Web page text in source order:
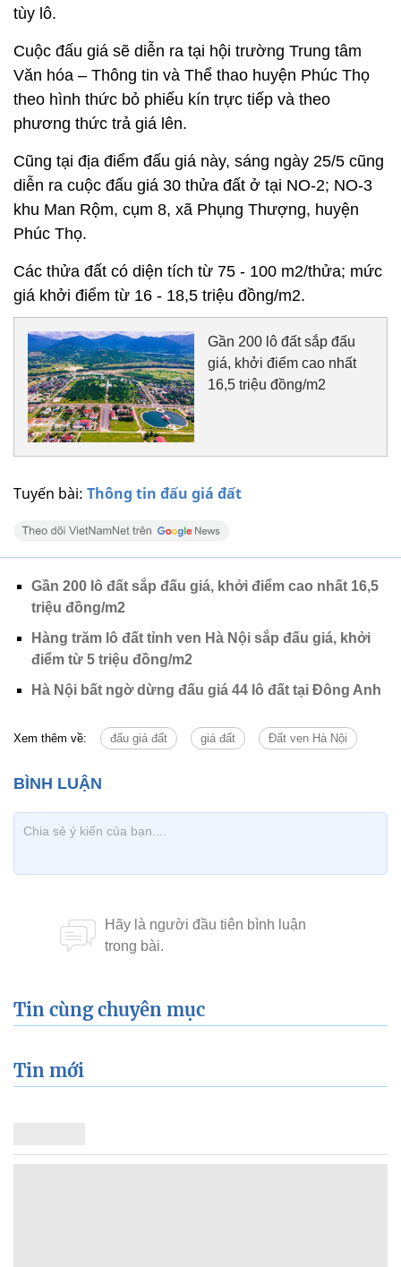
Tuyến bài: Thông tin đấu giá đất
tùy lô.
Cuộc đấu giá sẽ diễn ra tại hội trường Trung tâm
Văn hóa – Thông tin và Thể thao huyện Phúc Thọ
theo hình thức bỏ phiếu kín trực tiếp và theo
phương thức trả giá lên.
Cũng tại địa điểm đấu giá này, sáng ngày 25/5 cũng
diễn ra cuộc đấu giá 30 thửa đất ở tại NO-2; NO-3
khu Man Rộm, cụm 8, xã Phụng Thượng, huyện
Phúc Thọ.
Các thửa đất có diện tích từ 75 - 100 m2/thửa; mức
giá khởi điểm từ 16 - 18,5 triệu đồng/m2.
Gần 200 lô đất sắp đấu
giá, khởi điểm cao nhất
16,5 triệu đồng/m2
Gần 200 lô đất sắp đấu giá, khởi điểm cao nhất 16,5
triệu đồng/m2
Hàng trăm lô đất tỉnh ven Hà Nội sắp đấu giá, khởi
điểm từ 5 triệu đồng/m2
Hà Nội bất ngờ dừng đấu giá 44 lô đất tại Đông Anh
Xem thêm về: đấu giá đất giá đất Đất ven Hà Nội
Tin cùng chuyên mục
Tin mới